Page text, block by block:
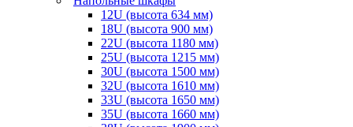
12U (высота 634 мм)
18U (высота 900 мм)
22U (высота 1180 мм)
25U (высота 1215 мм)
30U (высота 1500 мм)
32U (высота 1610 мм)
33U (высота 1650 мм)
35U (высота 1660 мм)